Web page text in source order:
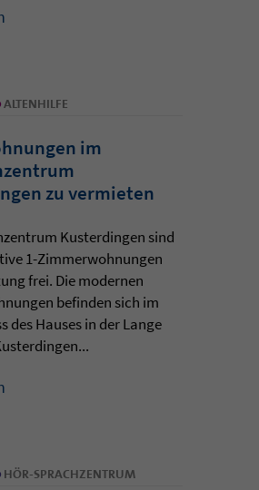
ALTENHILFE
im
zu vermieten
Kusterdingen sind
1-Zimmerwohnungen
frei. Die modernen
befinden sich im
des Hauses in der Lange
HÖR-SPRACHZENTRUM